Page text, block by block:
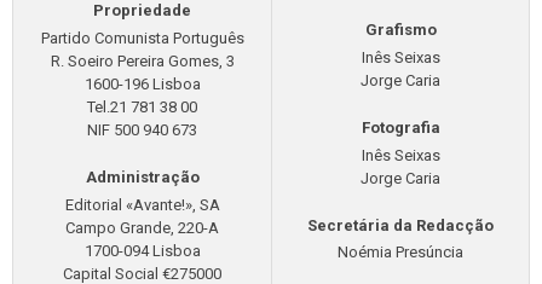
Propriedade
Partido Comunista Português
R. Soeiro Pereira Gomes, 3
1600-196 Lisboa
Tel.21 781 38 00
NIF 500 940 673
Administração
Editorial «Avante!», SA
Campo Grande, 220-A
1700-094 Lisboa
Capital Social €275000
Grafismo
Inês Seixas
Jorge Caria
Fotografia
Inês Seixas
Jorge Caria
Secretária da Redacção
Noémia Presúncia